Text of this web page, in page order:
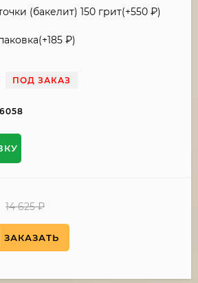
(бакелит) 150 грит(+550 ₽)
185 ₽)
ПОД ЗАКАЗ
14 625₽
ЗАКАЗАТЬ